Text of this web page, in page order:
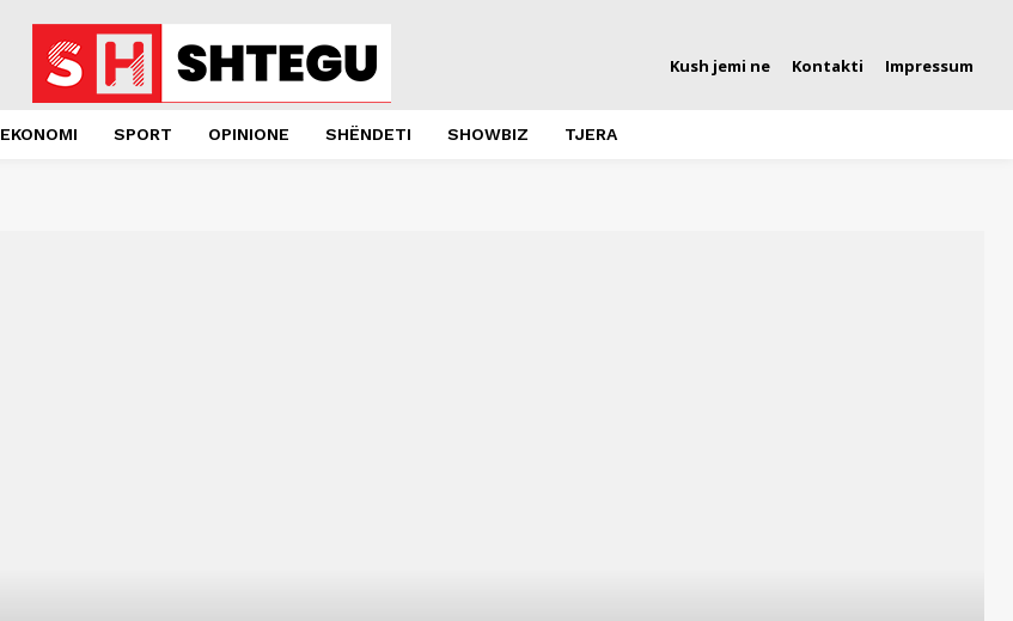
Kush jemi ne Kontakti Impressum
EKONOMI SPORT OPINIONE SHËNDETI SHOWBIZ TJERA